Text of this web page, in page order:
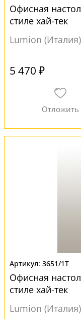
Офисная
стиле хай-тек
Lumion (Италия)
5 470 ₽
3651/1T
Офисная
стиле хай-тек
Lumion (Италия)